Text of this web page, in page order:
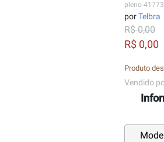
pleno-
porTelbra
R$ 0,00
R$ 0,00
Produto
Vendido